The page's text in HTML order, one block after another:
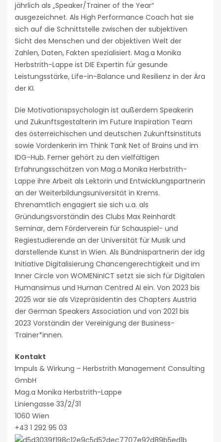
jährlich als „Speaker/Trainer of the Year“
ausgezeichnet. Als High Performance Coach hat sie
sich auf die Schnittstelle zwischen der subjektiven
Sicht des Menschen und der objektiven Welt der
Zahlen, Daten, Fakten spezialisiert. Mag.a Monika
Herbstrith-Lappe ist DIE Expertin für gesunde
Leistungsstärke, Life-in-Balance und Resilienz in der Ära
der KI.
Die Motivationspsychologin ist außerdem Speakerin
und Zukunftsgestalterin im Future Inspiration Team
des österreichischen und deutschen Zukunftsinstituts
sowie Vordenkerin im Think Tank Net of Brains und im
IDG-Hub. Ferner gehört zu den vielfältigen
Erfahrungsschätzen von Mag.a Monika Herbstrith-
Lappe ihre Arbeit als Lektorin und Entwicklungspartnerin
an der Weiterbildungsuniversität in Krems.
Ehrenamtlich engagiert sie sich u.a. als
Gründungsvorständin des Clubs Max Reinhardt
Seminar, dem Förderverein für Schauspiel- und
Regiestudierende an der Universität für Musik und
darstellende Kunst in Wien. Als Bündnispartnerin der idg
Initiative Digitalisierung Chancengerechtigkeit und im
Inner Circle von WOMENinICT setzt sie sich für Digitalen
Humansimus und Human Centred AI ein. Von 2023 bis
2025 war sie als Vizepräsidentin des Chapters Austria
der German Speakers Association und von 2021 bis
2023 Vorständin der Vereinigung der Business-
Trainer*innen.
Kontakt
Impuls & Wirkung – Herbstrith Management Consulting
GmbH
Mag.a Monika Herbstrith-Lappe
Liniengasse 33/2/31
1060 Wien
+43 1 292 95 03